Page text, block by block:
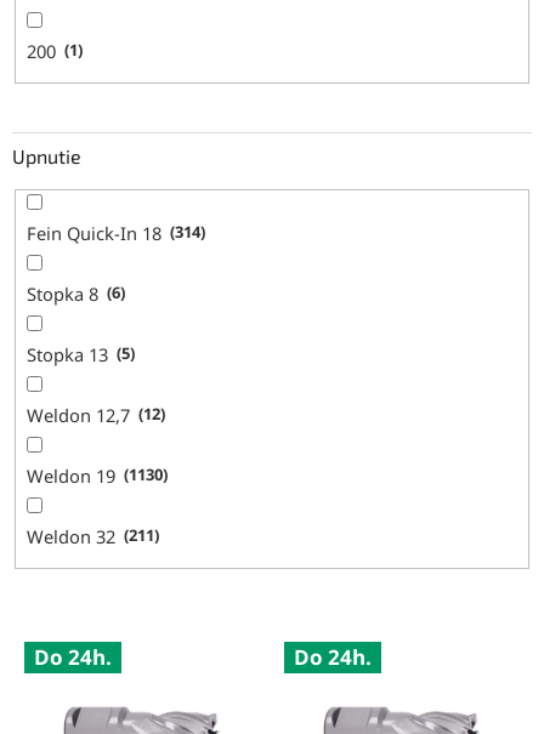
200 1
Upnutie
Fein Quick-In 18 314
Stopka 8 6
Stopka 13 5
Weldon 12,7 12
Weldon 19 1130
Weldon 32 211
V
Do 24h. Do 24h.